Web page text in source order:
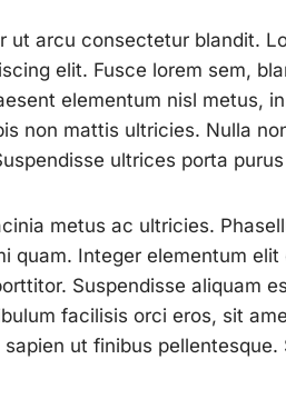
ut arcu consectetur blandit.
elit. Fusce lorem sem,
elementum nisl metus,
non mattis ultricies. Nulla
ultrices porta
metus ac ultricies.
quam. Integer elementum
Suspendisse aliquam
facilisis orci eros, sit
ut finibus pellentesque.